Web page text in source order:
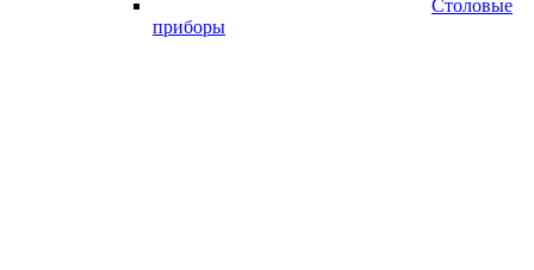
Столовые
приборы